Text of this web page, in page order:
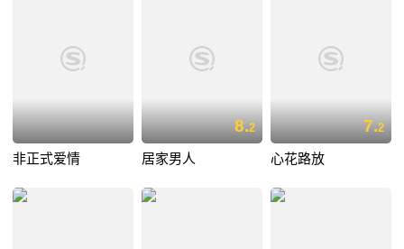
非正式爱情
8.2
居家男人
7.2
心花路放